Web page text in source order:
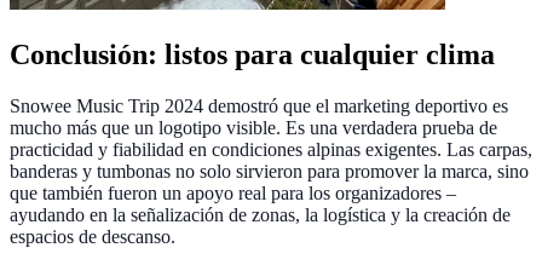
Conclusión: listos para cualquier clima
Snowee Music Trip 2024 demostró que el marketing deportivo es
mucho más que un logotipo visible. Es una verdadera prueba de
practicidad y fiabilidad en condiciones alpinas exigentes. Las carpas,
banderas y tumbonas no solo sirvieron para promover la marca, sino
que también fueron un apoyo real para los organizadores –
ayudando en la señalización de zonas, la logística y la creación de
espacios de descanso.